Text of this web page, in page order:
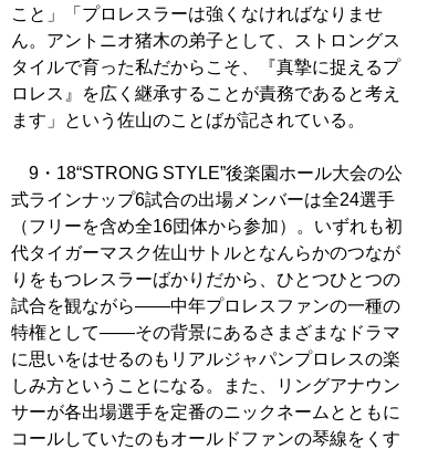
こと」「プロレスラーは強くなければなりませ
ん。アントニオ猪木の弟子として、ストロングス
タイルで育った私だからこそ、『真摯に捉えるプ
ロレス』を広く継承することが責務であると考え
ます」という佐山のことばが記されている。
9・18“STRONG STYLE”後楽園ホール大会の公
式ラインナップ6試合の出場メンバーは全24選手
（フリーを含め全16団体から参加）。いずれも初
代タイガーマスク佐山サトルとなんらかのつなが
りをもつレスラーばかりだから、ひとつひとつの
試合を観ながら――中年プロレスファンの一種の
特権として――その背景にあるさまざまなドラマ
に思いをはせるのもリアルジャパンプロレスの楽
しみ方ということになる。また、リングアナウン
サーが各出場選手を定番のニックネームとともに
コールしていたのもオールドファンの琴線をくす